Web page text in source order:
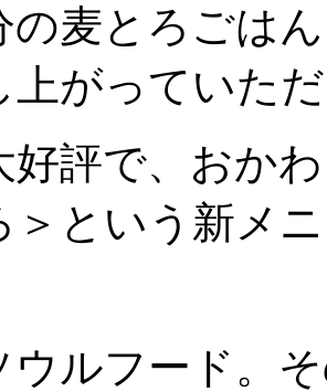
の麦とろごは
上がっていた
好評で、おか
＞という新メ
ウルフード。